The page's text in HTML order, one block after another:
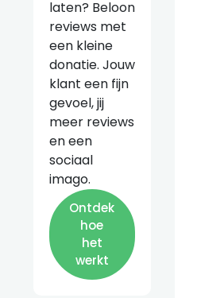
laten? Beloon
reviews met
een kleine
donatie. Jouw
klant een fijn
gevoel, jij
meer reviews
en een
sociaal
imago.
Ontdek
hoe
het
werkt